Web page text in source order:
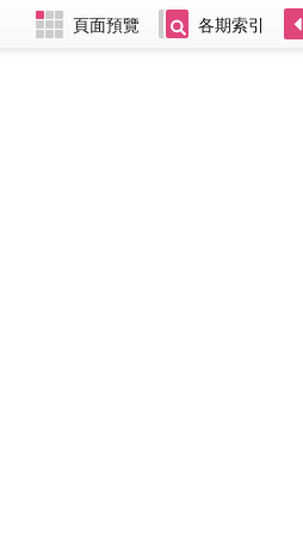
頁面預覽 各期索引